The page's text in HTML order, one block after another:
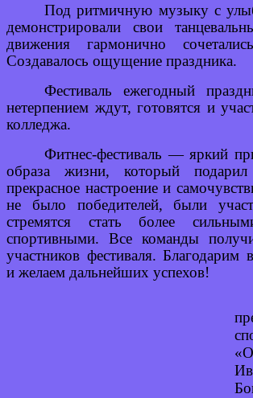
Под ритмичную музыку с
демонстрировали свои
движения гармонично
Создавалось ощущение праздника.
Фестиваль ежегодный
нетерпением ждут, готовятся и
колледжа.
Фитнес-фестиваль — яркий
образа жизни, который
прекрасное настроение и
не было победителей, были
стремятся стать более
спортивными. Все команды
участников фестиваля. Благодарим
и желаем дальнейших успехов!